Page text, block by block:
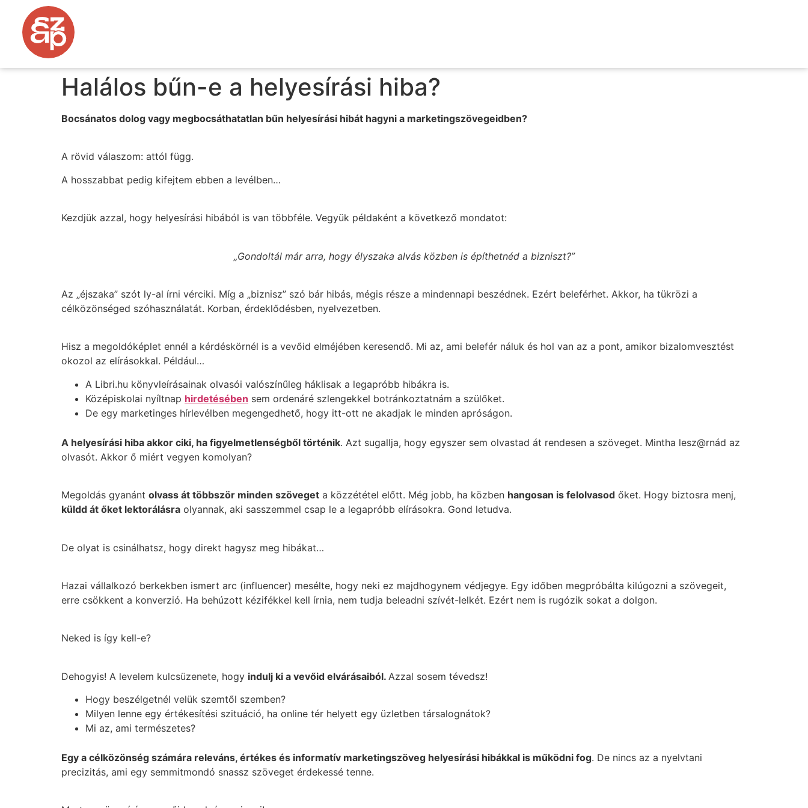
Halálos bűn-e a helyesírási hiba?
Bocsánatos dolog vagy megbocsáthatatlan bűn helyesírási hibát hagyni a marketingszövegeidben?
A rövid válaszom: attól függ.
A hosszabbat pedig kifejtem ebben a levélben…
Kezdjük azzal, hogy helyesírási hibából is van többféle. Vegyük példaként a következő mondatot:
„Gondoltál már arra, hogy élyszaka alvás közben is építhetnéd a bizniszt?”
Az „éjszaka” szót ly-al írni vérciki. Míg a „biznisz” szó bár hibás, mégis része a mindennapi beszédnek. Ezért beleférhet. Akkor, ha tükrözi a
célközönséged szóhasználatát. Korban, érdeklődésben, nyelvezetben.
Hisz a megoldóképlet ennél a kérdéskörnél is a vevőid elméjében keresendő. Mi az, ami belefér náluk és hol van az a pont, amikor bizalomvesztést
okozol az elírásokkal. Például…
A Libri.hu könyvleírásainak olvasói valószínűleg háklisak a legapróbb hibákra is.
Középiskolai nyíltnap hirdetésében sem ordenáré szlengekkel botránkoztatnám a szülőket.
De egy marketinges hírlevélben megengedhető, hogy itt-ott ne akadjak le minden apróságon.
A helyesírási hiba akkor ciki, ha figyelmetlenségből történik. Azt sugallja, hogy egyszer sem olvastad át rendesen a szöveget. Mintha lesz@rnád az
olvasót. Akkor ő miért vegyen komolyan?
Megoldás gyanánt olvass át többször minden szöveget a közzététel előtt. Még jobb, ha közben hangosan is felolvasod őket. Hogy biztosra menj,
küldd át őket lektorálásra olyannak, aki sasszemmel csap le a legapróbb elírásokra. Gond letudva.
De olyat is csinálhatsz, hogy direkt hagysz meg hibákat…
Hazai vállalkozó berkekben ismert arc (influencer) mesélte, hogy neki ez majdhogynem védjegye. Egy időben megpróbálta kilúgozni a szövegeit,
erre csökkent a konverzió. Ha behúzott kézifékkel kell írnia, nem tudja beleadni szívét-lelkét. Ezért nem is rugózik sokat a dolgon.
Neked is így kell-e?
Dehogyis! A levelem kulcsüzenete, hogy indulj ki a vevőid elvárásaiból. Azzal sosem tévedsz!
Hogy beszélgetnél velük szemtől szemben?
Milyen lenne egy értékesítési szituáció, ha online tér helyett egy üzletben társalognátok?
Mi az, ami természetes?
Egy a célközönség számára releváns, értékes és informatív marketingszöveg helyesírási hibákkal is működni fog. De nincs az a nyelvtani
precizitás, ami egy semmitmondó snassz szöveget érdekessé tenne.